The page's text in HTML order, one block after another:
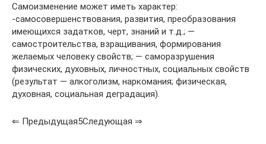
Самоизменение может иметь характер:
-самосовершенствования, развития, преобразования
имеющих­ся задатков, черт, знаний и т.д.; —
самостроительства, взращивания, формирования
желаемых человеку свойств; — саморазрушения
физических, духовных, личностных, соци­альных свойств
(результат — алкоголизм, наркомания; физиче­ская,
духовная, социальная деградация).
⇐ Предыдущая5Следующая ⇒